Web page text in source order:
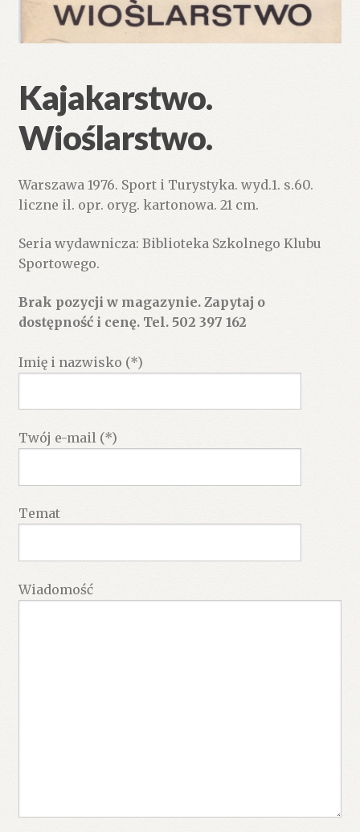
Kajakarstwo.
Wioślarstwo.
Warszawa 1976. Sport i Turystyka. wyd.1. s.60.
liczne il. opr. oryg. kartonowa. 21 cm.
Seria wydawnicza: Biblioteka Szkolnego Klubu
Sportowego.
Brak pozycji w magazynie. Zapytaj o
dostępność i cenę. Tel. 502 397 162
Imię i nazwisko (*)
Twój e-mail (*)
Temat
Wiadomość